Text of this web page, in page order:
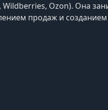
Ozon). Она
продаж и
стратегиям